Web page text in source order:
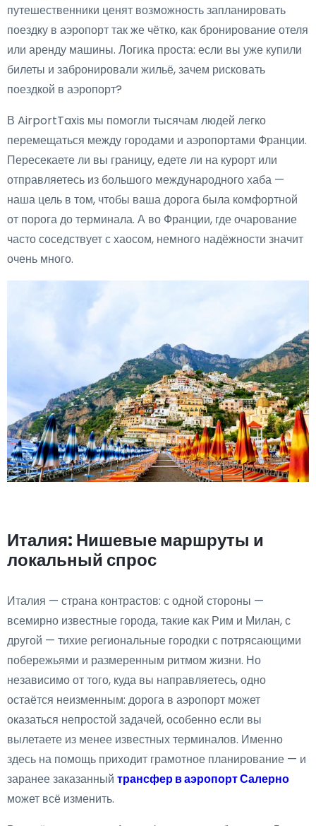
путешественники ценят возможность запланировать
поездку в аэропорт так же чётко, как бронирование отеля
или аренду машины. Логика проста: если вы уже купили
билеты и забронировали жильё, зачем рисковать
поездкой в аэропорт?
В AirportTaxis мы помогли тысячам людей легко
перемещаться между городами и аэропортами Франции.
Пересекаете ли вы границу, едете ли на курорт или
отправляетесь из большого международного хаба —
наша цель в том, чтобы ваша дорога была комфортной
от порога до терминала. А во Франции, где очарование
часто соседствует с хаосом, немного надёжности значит
очень много.
Италия: Нишевые маршруты и
локальный спрос
Италия — страна контрастов: с одной стороны —
всемирно известные города, такие как Рим и Милан, с
другой — тихие региональные городки с потрясающими
побережьями и размеренным ритмом жизни. Но
независимо от того, куда вы направляетесь, одно
остаётся неизменным: дорога в аэропорт может
оказаться непростой задачей, особенно если вы
вылетаете из менее известных терминалов. Именно
здесь на помощь приходит грамотное планирование — и
заранее заказанный трансфер в аэропорт Салерно
может всё изменить.